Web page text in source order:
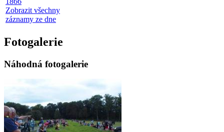
Zobrazit všechny
záznamy ze dne
Fotogalerie
Náhodná fotogalerie